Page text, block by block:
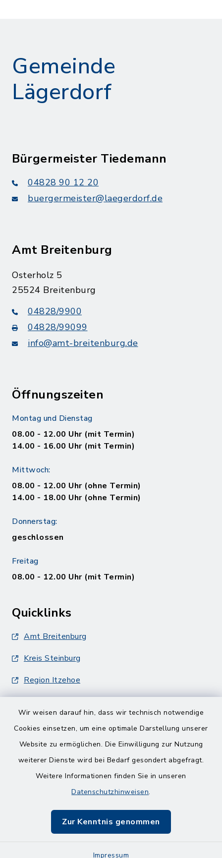
Wir weisen darauf hin, dass wir technisch notwendige
Cookies einsetzen, um eine optimale Darstellung unserer
Website zu ermöglichen. Die Einwilligung zur Nutzung
weiterer Dienste wird bei Bedarf gesondert abgefragt.
Weitere Informationen finden Sie in unseren
Datenschutzhinweisen.
Zur Kenntnis genommen
Impressum
Gemeinde
Lägerdorf
Bürgermeister Tiedemann
04828 90 12 20
buergermeister@laegerdorf.de
Amt Breitenburg
Osterholz 5
25524 Breitenburg
04828/9900
04828/99099
info@amt-breitenburg.de
Öffnungszeiten
Montag und Dienstag
08.00 - 12.00 Uhr (mit Termin)
14.00 - 16.00 Uhr (mit Termin)
Mittwoch:
08.00 - 12.00 Uhr (ohne Termin)
14.00 - 18.00 Uhr (ohne Termin)
Donnerstag:
geschlossen
Freitag
08.00 - 12.00 Uhr (mit Termin)
Quicklinks
Amt Breitenburg
Kreis Steinburg
Region Itzehoe
Barrierefreiheit
Impressum